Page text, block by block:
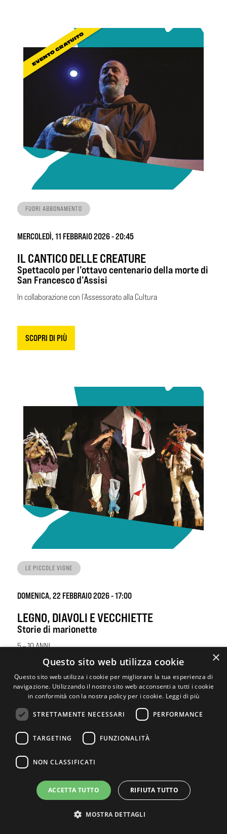
FUORI ABBONAMENTO
MERCOLEDÌ, 11 FEBBRAIO 2026 - 20:45
IL CANTICO DELLE CREATURE
Spettacolo per l’ottavo centenario della morte di
San Francesco d’Assisi
In collaborazione con l’Assessorato alla Cultura
SCOPRI DI PIÙ
LE PICCOLE VIGNE
DOMENICA, 22 FEBBRAIO 2026 - 17:00
LEGNO, DIAVOLI E VECCHIETTE
Storie di marionette
5 – 10 ANNI
Biglietti a partire da € 6
SCOPRI DI PIÙ
×
Questo sito web utilizza cookie
Questo sito web utilizza i cookie per migliorare la tua esperienza di
navigazione. Utilizzando il nostro sito web acconsenti a tutti i cookie
in conformità con la nostra policy per i cookie. Leggi di più
STRETTAMENTE NECESSARI PERFORMANCE
TARGETING FUNZIONALITÀ
NON CLASSIFICATI
ACCETTA TUTTO RIFIUTA TUTTO
MOSTRA DETTAGLI